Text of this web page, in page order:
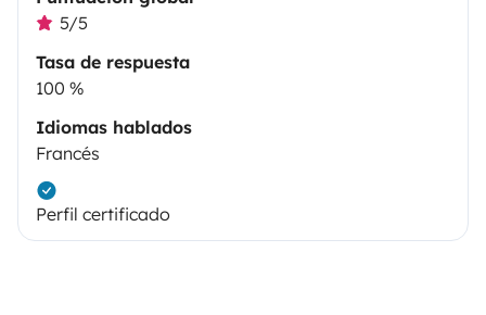
5/5
Tasa de respuesta
100 %
Idiomas hablados
Francés
Perfil certificado